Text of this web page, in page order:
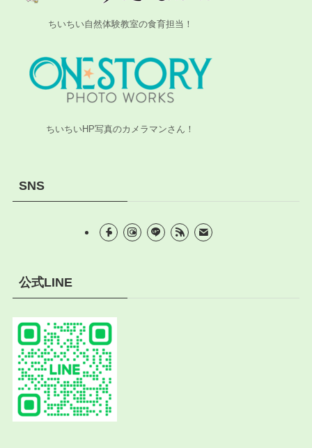
ちいちい自然体験教室の食育担当！
ちいちいHP写真のカメラマンさん！
SNS
公式LINE